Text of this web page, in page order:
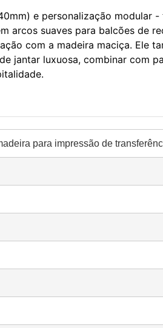
e personalização modular
suaves para balcões de
com a madeira maciça. Ele
jantar luxuosa, combinar com
para impressão de